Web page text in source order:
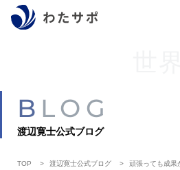
世
BLOG
渡辺寛士公式ブログ
TOP 渡辺寛士公式ブログ 頑張っても成果